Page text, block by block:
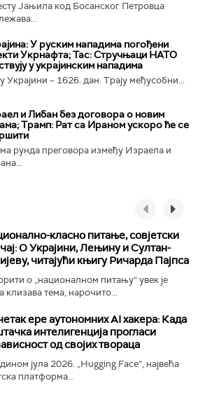
Јањила код Босанског Петровца
У руским нападима погођени
Укрнафта; Тас: Стручњаци НАТО
у украјинским нападима
Украјини – 1626. дан. Трају међусобни...
и Либан без договора о новим
Трамп: Рат са Ираном ускоро ће се
рунда преговора између Израела и
класнo питање, совјетски
О Украјини, Лењину и Султан-
читајући књигу Ричарда Пајпса
о „националном питању“ увек је
клизава тема, нарочито...
ере аутономних AI хакера: Када
интелигенција прогласи
од својих твораца
јула 2026. „Hugging Face“, највећа
платформа...